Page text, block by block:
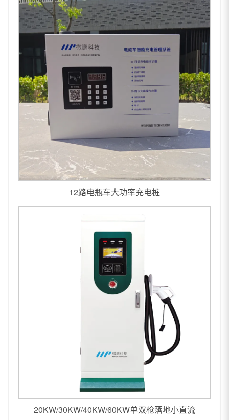
12路电瓶车大功率充电桩
20KW/30KW/40KW/60KW单双枪落地小直流